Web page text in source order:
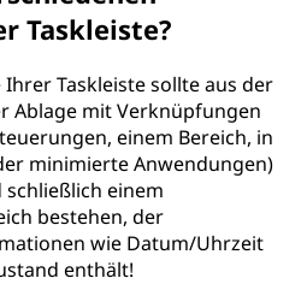
Taskleiste?
Taskleiste sollte aus der
Ablage mit Verknüpfungen
einem Bereich, in
minimierte Anwendungen)
einem
bestehen, der
wie Datum/Uhrzeit
enthält!